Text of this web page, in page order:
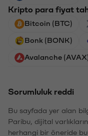
Kripto para fiyat
Bitcoin (BTC)
Bonk (BONK)
Avalanche
Sorumluluk reddi
Bu sayfada yer alan
Paribu, dijital
herhangi bir öneride